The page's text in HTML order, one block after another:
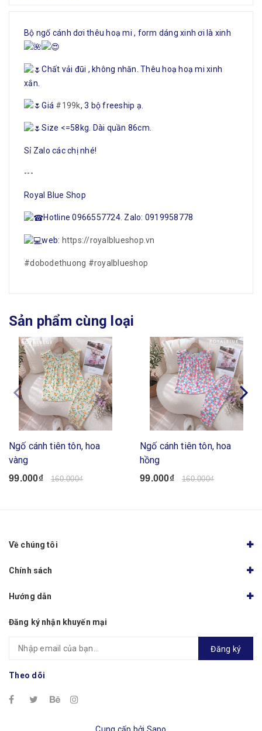
Bộ ngố cánh dơi thêu hoạ mi , form dáng xinh ơi là xinh
Chất vải đũi , không nhăn. Thêu hoạ hoạ mi xinh
xắn.
Giá #199k, 3 bộ freeship ạ.
Size <=58kg. Dài quần 86cm.
Sỉ Zalo các chị nhé!
---
Royal Blue Shop
Hotline 0966557724. Zalo: 0919958778
web: https://royalblueshop.vn
#dobodethuong #royalblueshop
Sản phẩm cùng loại
Ngố cánh tiên tôn, hoa
vàng
99.000₫ 160.000₫
Ngố cánh tiên tôn, hoa
hồng
99.000₫ 160.000₫
Về chúng tôi
Chính sách
Hướng dẫn
Đăng ký nhận khuyến mại
Đăng ký
Theo dõi
Cung cấp bởi Sapo